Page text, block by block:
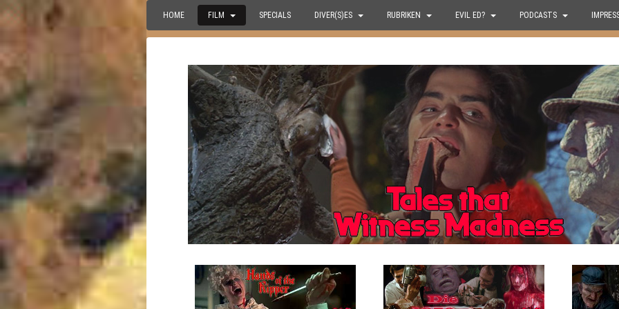
HOME FILM SPECIALS DIVER(S)ES RUBRIKEN EVIL ED? PODCASTS